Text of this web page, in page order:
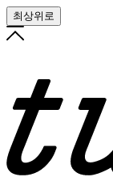
최상위로